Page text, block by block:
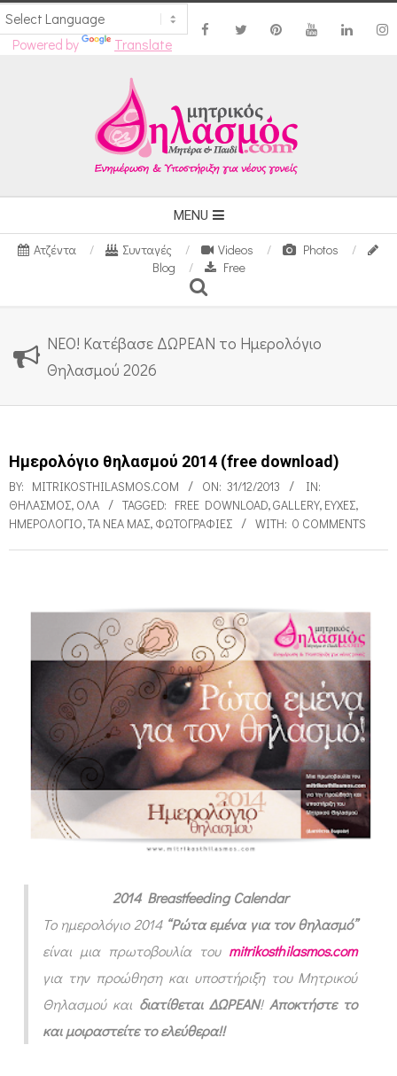
Powered by Translate
Navigation
Menu
MENU
Ατζέντα Συνταγές Videos
Photos
Blog
Free
Search
ΝΕΟ! Κατέβασε ΔΩΡΕΑΝ το Ημερολόγιο
Θηλασμού 2026
Ημερολόγιο θηλασμού 2014 (free download)
BY: MITRIKOSTHILASMOS.COM ON: 31/12/2013
IN:
ΘΗΛΑΣΜΌΣ, ΌΛΑ TAGGED: FREE DOWNLOAD,GALLERY, ΕΥΧΈΣ,
ΗΜΕΡΟΛΌΓΙΟ,ΤΑ ΝΈΑ ΜΑΣ, ΦΩΤΟΓΡΑΦΊΕΣ WITH: 0 COMMENTS
2014 Breastfeeding Calendar
Το ημερολόγιο 2014 “Ρώτα εμένα για τον θηλασμό”
είναι μια πρωτοβουλία του mitrikosthilasmos.com
για την προώθηση και υποστήριξη του Μητρικού
Θηλασμού και διατίθεται ΔΩΡΕΑΝ! Αποκτήστε το
και μοιραστείτε το ελεύθερα!!